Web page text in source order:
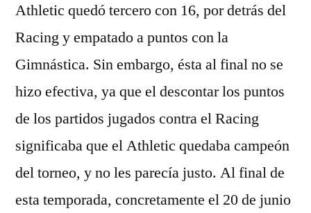
Athletic quedó tercero con 16, por detrás del
Racing y empatado a puntos con la
Gimnástica. Sin embargo, ésta al final no se
hizo efectiva, ya que el descontar los puntos
de los partidos jugados contra el Racing
significaba que el Athletic quedaba campeón
del torneo, y no les parecía justo. Al final de
esta temporada, concretamente el 20 de junio